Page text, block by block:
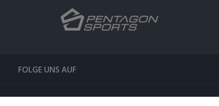
FOLGE UNS AUF
QUICKLINKS & TIPPS